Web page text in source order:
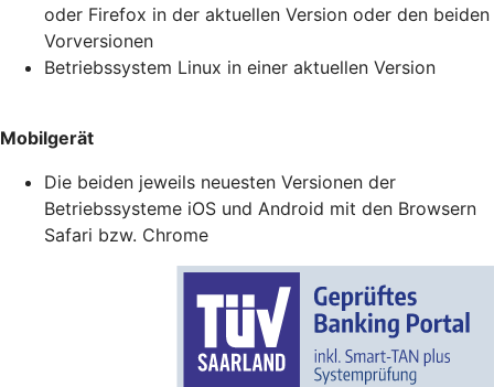
oder Firefox in der aktuellen Version oder den beiden
Vorversionen
Betriebssystem Linux in einer aktuellen Version
Mobilgerät
Die beiden jeweils neuesten Versionen der
Betriebssysteme iOS und Android mit den Browsern
Safari bzw. Chrome